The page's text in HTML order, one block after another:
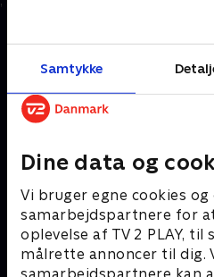
Samtykke
Dine data og
Vi bruger egne cookies
samarbejdspartnere for
oplevelse af TV 2 PLAY,
målrette annoncer til dig.
til at sige farvel på
også Noras sidste dag.
Heldigvis flytter der nye børn
ind. .
28. august 2024 • 10 min